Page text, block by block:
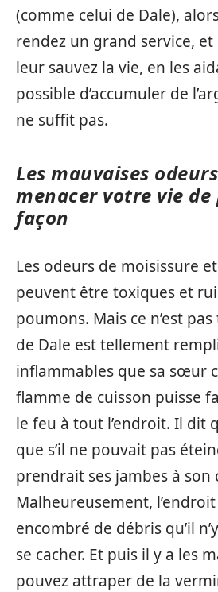
(comme celui de Dale),
rendez un grand service,
leur sauvez la vie, en les
possible d’accumuler de
ne suffit pas.
Les mauvaises
menacer votre vie de
façon
Les odeurs de moisissure
peuvent être toxiques et
poumons. Mais ce n’est
de Dale est tellement
inflammables que sa sœur
flamme de cuisson puisse
le feu à tout l’endroit. Il dit
que s’il ne pouvait pas
prendrait ses jambes à son
Malheureusement,
encombré de débris qu’il
se cacher. Et puis il y a les
pouvez attraper de la